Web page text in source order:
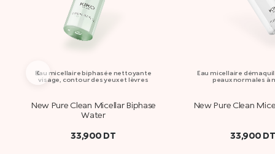
Eau micellaire biphasée nettoyante
visage, contour des yeux et lèvres
New Pure Clean Micellar Biphase
Water
33,900 DT
Eau micellaire
peaux normales à
New Pure Clean
33,900 DT
‹